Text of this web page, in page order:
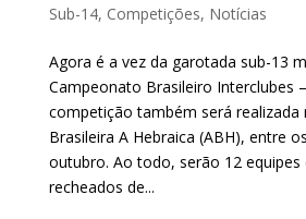
Sub-14, Competições, Notícias
Agora é a vez da garotada sub-13
Campeonato Brasileiro Interclubes
competição também será realizada
Brasileira A Hebraica (ABH), entre
outubro. Ao todo, serão 12 equipes
recheados de...